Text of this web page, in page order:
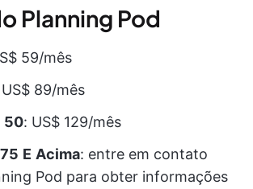
Planning Pod
59/mês
89/mês
50: US$ 129/mês
75 E Acima: entre em contato
Pod para obter informações